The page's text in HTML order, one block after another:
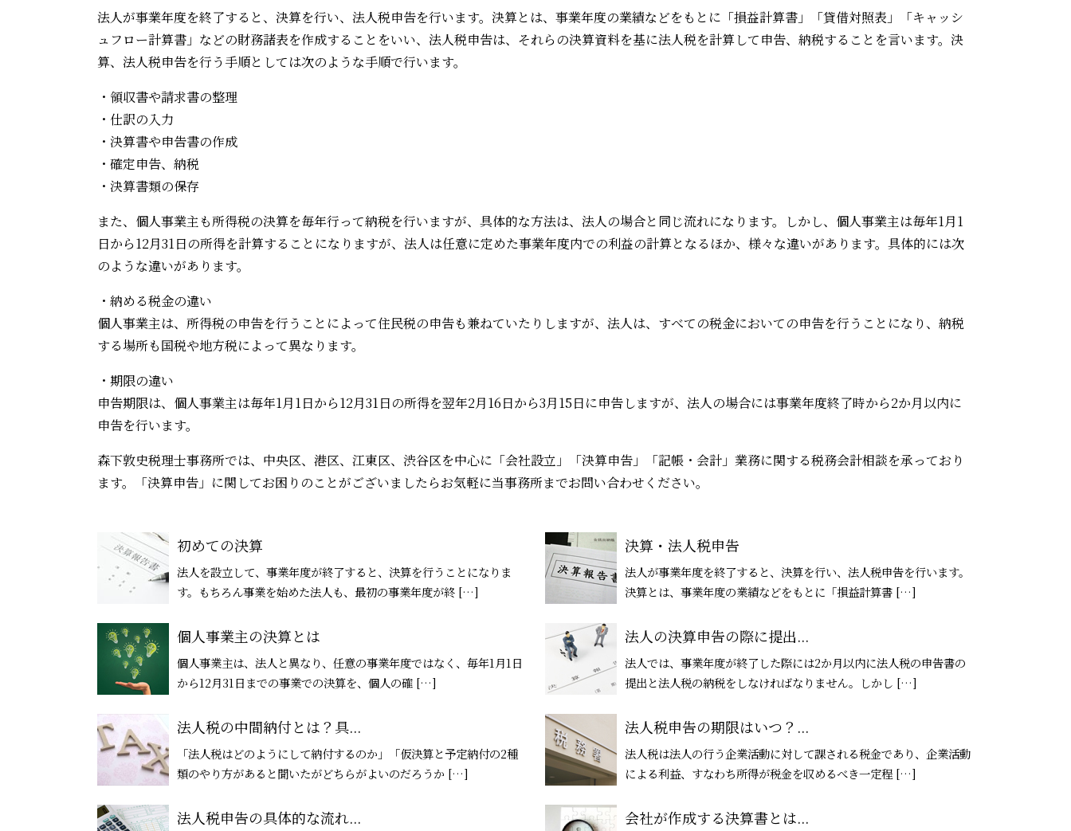
法人が事業年度を終了すると、決算を行い、法人税申告を行います。決算とは、事業年度の業績などをもとに「損益計算書」「貸借対照表」「キャッシ
ュフロー計算書」などの財務諸表を作成することをいい、法人税申告は、それらの決算資料を基に法人税を計算して申告、納税することを言います。決
算、法人税申告を行う手順としては次のような手順で行います。
・領収書や請求書の整理
・仕訳の入力
・決算書や申告書の作成
・確定申告、納税
・決算書類の保存
また、個人事業主も所得税の決算を毎年行って納税を行いますが、具体的な方法は、法人の場合と同じ流れになります。しかし、個人事業主は毎年1月1
日から12月31日の所得を計算することになりますが、法人は任意に定めた事業年度内での利益の計算となるほか、様々な違いがあります。具体的には次
のような違いがあります。
・納める税金の違い
個人事業主は、所得税の申告を行うことによって住民税の申告も兼ねていたりしますが、法人は、すべての税金においての申告を行うことになり、納税
する場所も国税や地方税によって異なります。
・期限の違い
申告期限は、個人事業主は毎年1月1日から12月31日の所得を翌年2月16日から3月15日に申告しますが、法人の場合には事業年度終了時から2か月以内に
申告を行います。
森下敦史税理士事務所では、中央区、港区、江東区、渋谷区を中心に「会社設立」「決算申告」「記帳・会計」業務に関する税務会計相談を承っており
ます。「決算申告」に関してお困りのことがございましたらお気軽に当事務所までお問い合わせください。
初めての決算
法人を設立して、事業年度が終了すると、決算を行うことになりま
す。もちろん事業を始めた法人も、最初の事業年度が終 […]
決算・法人税申告
法人が事業年度を終了すると、決算を行い、法人税申告を行います。
決算とは、事業年度の業績などをもとに「損益計算書 […]
個人事業主の決算とは
個人事業主は、法人と異なり、任意の事業年度ではなく、毎年1月1日
から12月31日までの事業での決算を、個人の確 […]
法人の決算申告の際に提出...
法人では、事業年度が終了した際には2か月以内に法人税の申告書の
提出と法人税の納税をしなければなりません。しかし […]
法人税の中間納付とは？具...
「法人税はどのようにして納付するのか」「仮決算と予定納付の2種
類のやり方があると聞いたがどちらがよいのだろうか […]
法人税申告の期限はいつ？...
法人税は法人の行う企業活動に対して課される税金であり、企業活動
による利益、すなわち所得が税金を収めるべき一定程 […]
法人税申告の具体的な流れ... 会社が作成する決算書とは...